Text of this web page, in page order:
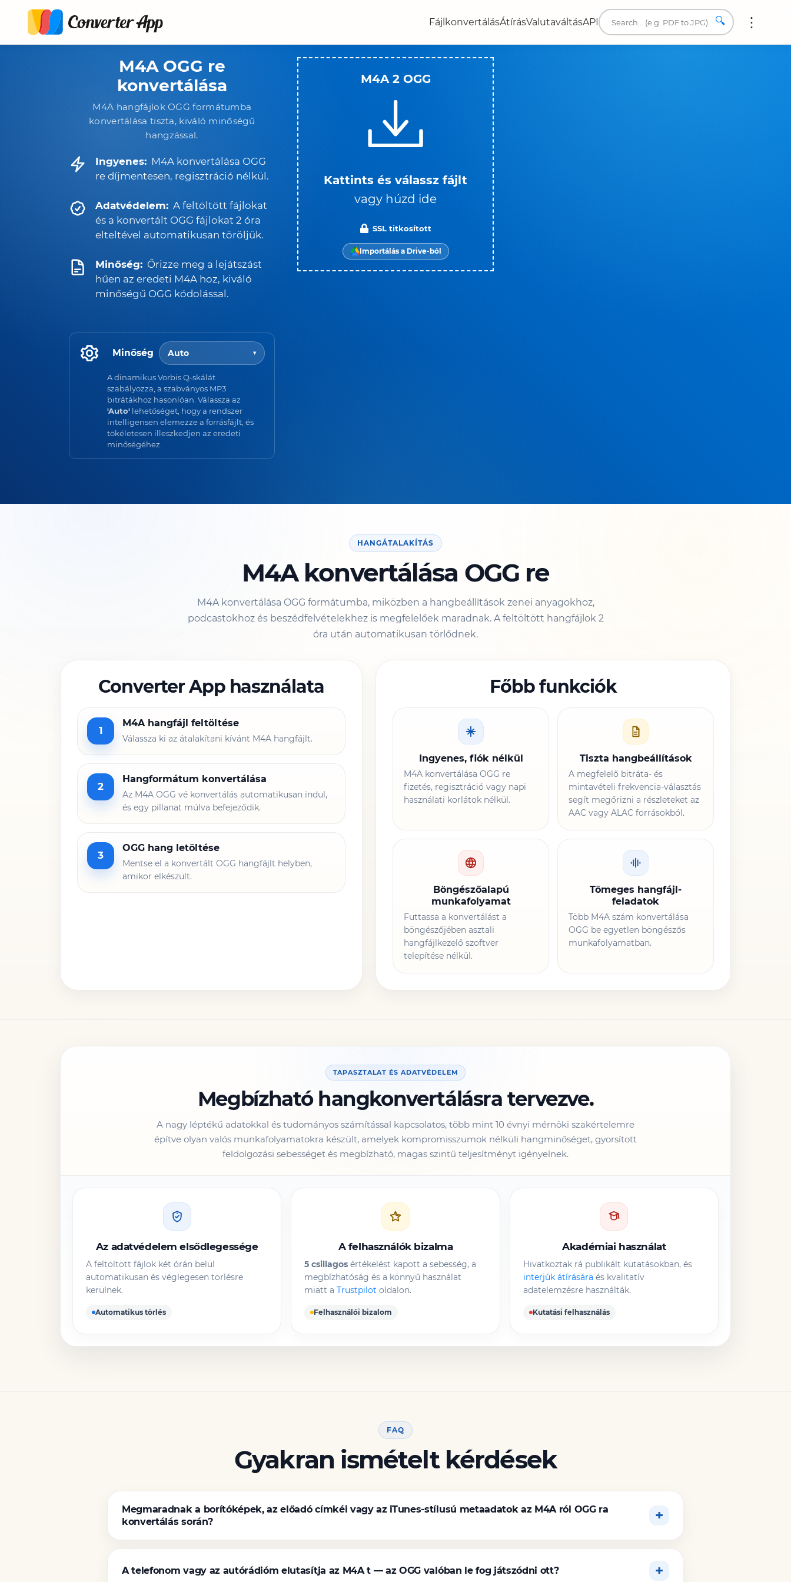
FájlkonvertálásÁtírásValutaváltásAPI 🔍
M4A OGG re
konvertálása
M4A hangfájlok OGG formátumba
konvertálása tiszta, kiváló minőségű
hangzással.
Ingyenes: M4A konvertálása OGG
re díjmentesen, regisztráció nélkül.
Adatvédelem: A feltöltött fájlokat
és a konvertált OGG fájlokat 2 óra
elteltével automatikusan töröljük.
Minőség: Őrizze meg a lejátszást
hűen az eredeti M4A hoz, kiváló
minőségű OGG kódolással.
Minőség Auto ▾
A dinamikus Vorbis Q-skálát
szabályozza, a szabványos MP3
bitrátákhoz hasonlóan. Válassza az
'Auto' lehetőséget, hogy a rendszer
intelligensen elemezze a forrásfájlt, és
tökéletesen illeszkedjen az eredeti
minőségéhez.
M4A 2 OGG
Kattints és válassz fájlt
vagy húzd ide
SSL titkosított
Importálás a Drive-ból
HANGÁTALAKÍTÁS
M4A konvertálása OGG re
M4A konvertálása OGG formátumba, miközben a hangbeállítások zenei anyagokhoz,
podcastokhoz és beszédfelvételekhez is megfelelőek maradnak. A feltöltött hangfájlok 2
óra után automatikusan törlődnek.
Converter App használata
1
M4A hangfájl feltöltése
Válassza ki az átalakítani kívánt M4A hangfájlt.
2
Hangformátum konvertálása
Az M4A OGG vé konvertálás automatikusan indul,
és egy pillanat múlva befejeződik.
3
OGG hang letöltése
Mentse el a konvertált OGG hangfájlt helyben,
amikor elkészült.
Főbb funkciók
Ingyenes, fiók nélkül
M4A konvertálása OGG re
fizetés, regisztráció vagy napi
használati korlátok nélkül.
Tiszta hangbeállítások
A megfelelő bitráta- és
mintavételi frekvencia-választás
segít megőrizni a részleteket az
AAC vagy ALAC forrásokból.
Böngészőalapú
munkafolyamat
Futtassa a konvertálást a
böngészőjében asztali
hangfájlkezelő szoftver
telepítése nélkül.
Tömeges hangfájl-
feladatok
Több M4A szám konvertálása
OGG be egyetlen böngészős
munkafolyamatban.
TAPASZTALAT ÉS ADATVÉDELEM
Megbízható hangkonvertálásra tervezve.
A nagy léptékű adatokkal és tudományos számítással kapcsolatos, több mint 10 évnyi mérnöki szakértelemre
építve olyan valós munkafolyamatokra készült, amelyek kompromisszumok nélküli hangminőséget, gyorsított
feldolgozási sebességet és megbízható, magas szintű teljesítményt igényelnek.
Az adatvédelem elsődlegessége
A feltöltött fájlok két órán belül
automatikusan és véglegesen törlésre
kerülnek.
Automatikus törlés
A felhasználók bizalma
5 csillagos értékelést kapott a sebesség, a
megbízhatóság és a könnyű használat
miatt aTrustpilot oldalon.
Felhasználói bizalom
Akadémiai használat
Hivatkoztak rá publikált kutatásokban, és
interjúk átírására és kvalitatív
adatelemzésre használták.
Kutatási felhasználás
FAQ
Gyakran ismételt kérdések
Megmaradnak a borítóképek, az előadó címkéi vagy az iTunes-stílusú metaadatok az M4A ról OGG ra
konvertálás során?
A telefonom vagy az autórádióm elutasítja az M4A t — az OGG valóban le fog játszódni ott?